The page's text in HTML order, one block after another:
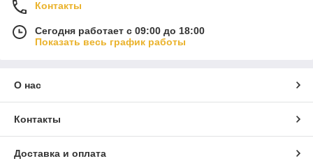
Контакты
Сегодня работает с 09:00 до 18:00
Показать весь график работы
О нас
Контакты
Доставка и оплата